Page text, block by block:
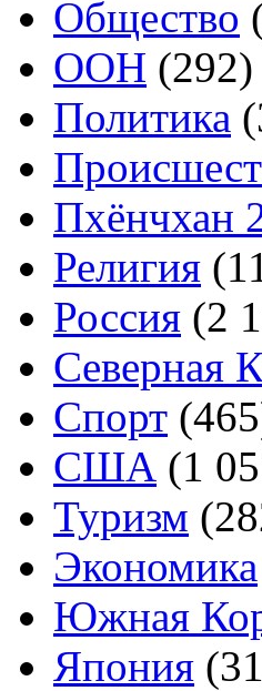
Общество
ООН (292)
Политика
Пхёнчхан
Религия
Россия (2
Северная
Спорт
США (1
Туризм
Экономика
Южная
Япония